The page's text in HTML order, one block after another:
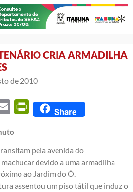
CRIA ARMADILHA
de 2010
Email PrintFriendly
Share
pela avenida do
devido a uma armadilha
ao Jardim do Ó.
assentou um piso tátil que induz o